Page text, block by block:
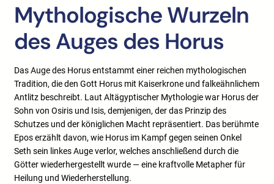
Mythologische Wurzeln
des Auges des Horus
Das Auge des Horus entstammt einer reichen mythologischen
Tradition, die den Gott Horus mit Kaiserkrone und falkeähnlichem
Antlitz beschreibt. Laut Altägyptischer Mythologie war Horus der
Sohn von Osiris und Isis, demjenigen, der das Prinzip des
Schutzes und der königlichen Macht repräsentiert. Das berühmte
Epos erzählt davon, wie Horus im Kampf gegen seinen Onkel
Seth sein linkes Auge verlor, welches anschließend durch die
Götter wiederhergestellt wurde — eine kraftvolle Metapher für
Heilung und Wiederherstellung.